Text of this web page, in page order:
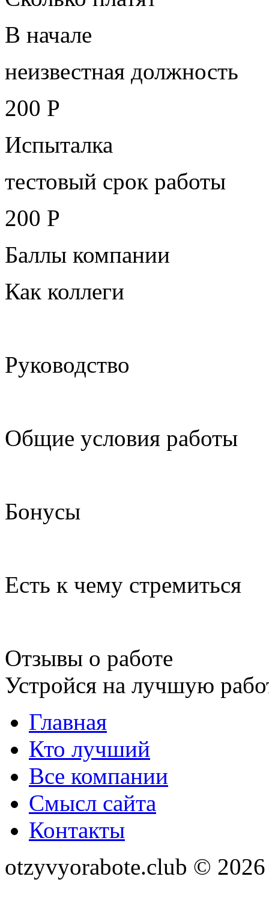
В начале
неизвестная должность
200 Р
Испыталка
тестовый срок работы
200 Р
Баллы компании
Как коллеги
Руководство
Общие условия работы
Бонусы
Есть к чему стремиться
Отзывы о работе
Устройся на лучшую
Главная
Кто лучший
Все компании
Смысл сайта
Контакты
otzyvyorabote.club © 2026